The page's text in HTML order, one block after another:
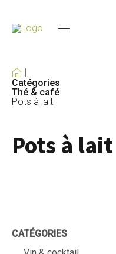
Catégories
Thé & café
Pots à lait
Pots à lait
CATÉGORIES